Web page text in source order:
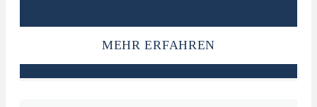
inklusive ist, wird bei einer
MEHR ERFAHREN